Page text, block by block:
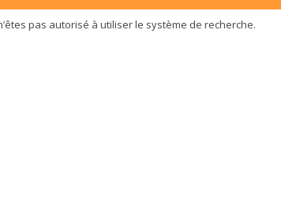
pas autorisé à utiliser le système de recherche.